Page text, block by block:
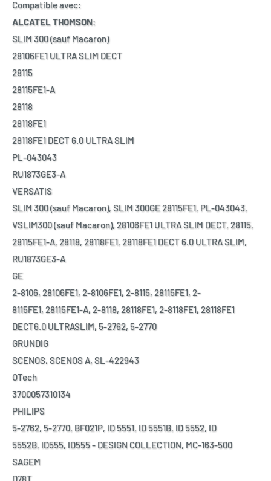
Compatible avec:
ALCATEL THOMSON:
SLIM 300 (sauf Macaron)
28106FE1 ULTRA SLIM DECT
28115
28115FE1-A
28118
28118FE1
28118FE1 DECT 6.0 ULTRA SLIM
PL-043043
RU1873GE3-A
VERSATIS
SLIM 300 (sauf Macaron),SLIM 300GE 28115FE1, PL-043043,
VSLIM300 (sauf Macaron), 28106FE1 ULTRA SLIM DECT, 28115,
28115FE1-A, 28118, 28118FE1, 28118FE1 DECT 6.0 ULTRA SLIM,
RU1873GE3-A
GE
2-8106, 28106FE1, 2-8106FE1, 2-8115, 28115FE1, 2-
8115FE1, 28115FE1-A, 2-8118, 28118FE1, 2-8118FE1, 28118FE1
DECT6.0 ULTRASLIM, 5-2762, 5-2770
GRUNDIG
SCENOS, SCENOS A, SL-422943
OTech
3700057310134
PHILIPS
5-2762, 5-2770, BF021P, ID 5551, ID 5551B, ID 5552, ID
5552B, ID555, ID555 - DESIGN COLLECTION, MC-163-500
SAGEM